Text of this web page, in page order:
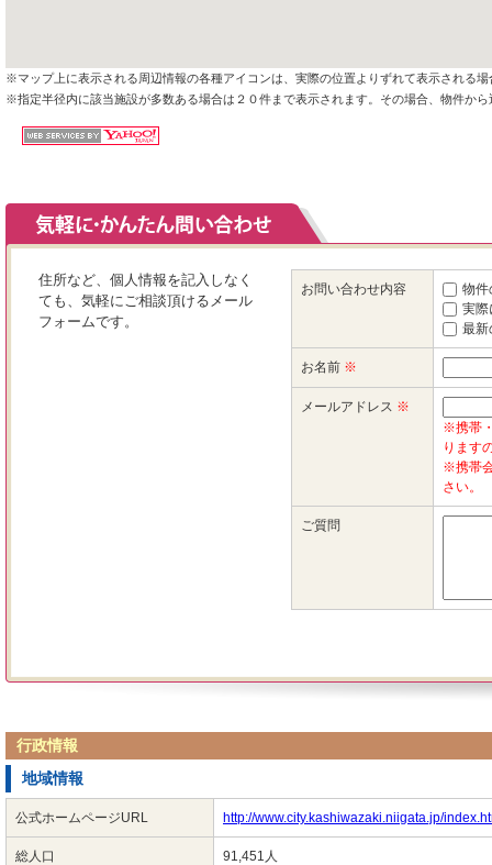
※マップ上に表示される周辺情報の各種アイコンは、実際の位置よりずれて表示される場
※指定半径内に該当施設が多数ある場合は２０件まで表示されます。その場合、物件か
行政情報
地域情報
公式ホームページURL http://www.city.kashiwazaki.niigata.jp/
総人口 91,451人